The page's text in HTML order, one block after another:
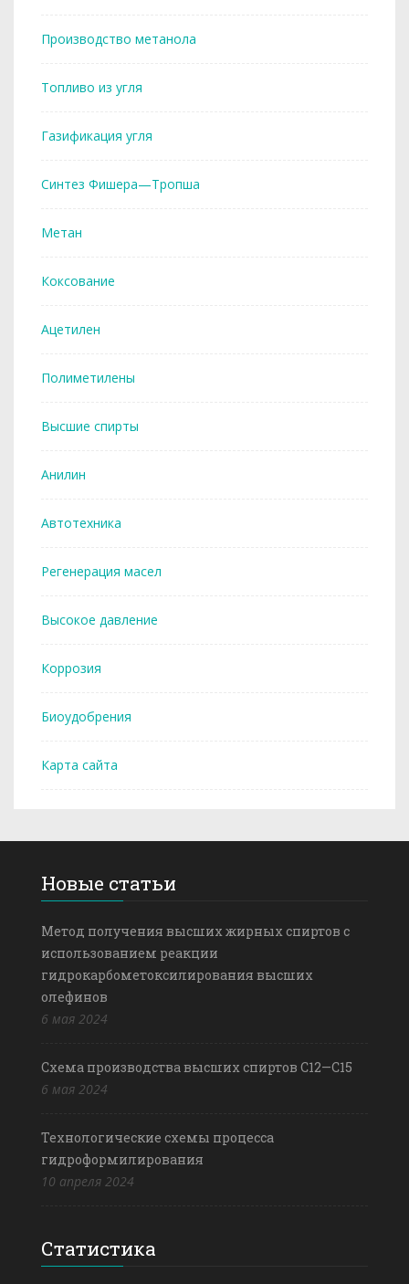
Производство метанола
Топливо из угля
Газификация угля
Синтез Фишера—Тропша
Метан
Коксование
Ацетилен
Полиметилены
Высшие спирты
Анилин
Автотехника
Регенерация масел
Высокое давление
Коррозия
Биоудобрения
Карта сайта
Новые статьи
Метод получения высших жирных спиртов с
использованием реакции
гидрокарбометоксилирования высших
олефинов
6 мая 2024
Схема производства высших спиртов С12—С15
6 мая 2024
Технологические схемы процесса
гидроформилирования
10 апреля 2024
Статистика